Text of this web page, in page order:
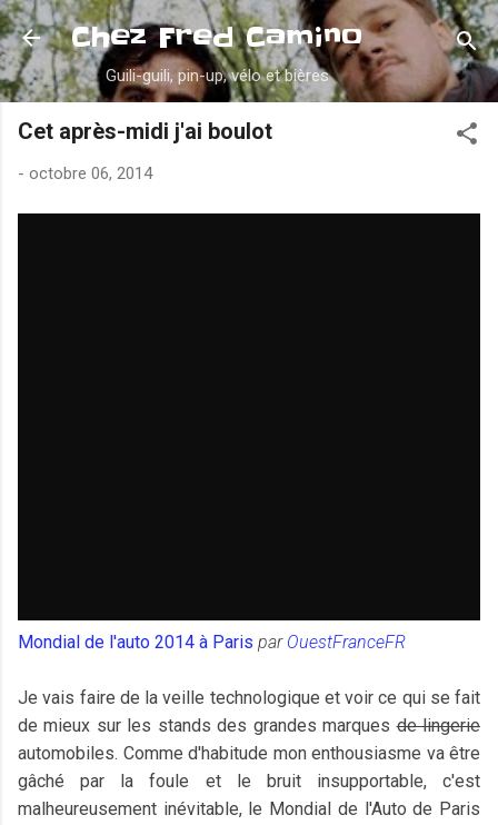
Accéder au contenu principal
Chez Fred Camino
Guili-guili, pin-up, vélo et bières
Cet après-midi j'ai boulot
- octobre 06, 2014
Mondial de l'auto 2014 à Paris par OuestFranceFR
Je vais faire de la veille technologique et voir ce qui se fait
de mieux sur les stands des grandes marquesde lingerie
automobiles. Comme d'habitude mon enthousiasme va être
gâché par la foule et le bruit insupportable, c'est
malheureusement inévitable, le Mondial de l'Auto de Paris